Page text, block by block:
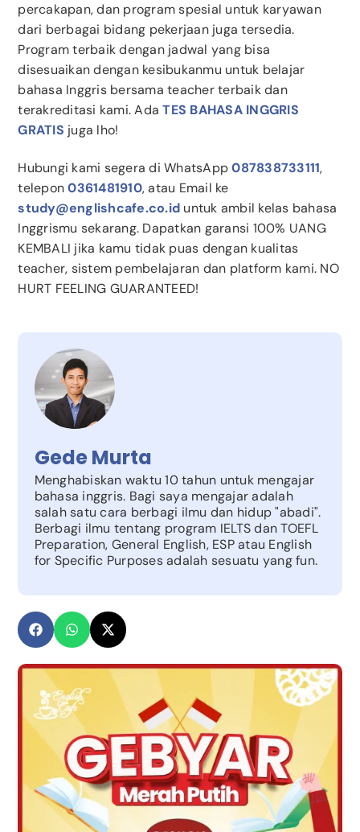
percakapan, dan program spesial untuk karyawan
dari berbagai bidang pekerjaan juga tersedia.
Program terbaik dengan jadwal yang bisa
disesuaikan dengan kesibukanmu untuk belajar
bahasa Inggris bersama teacher terbaik dan
terakreditasi kami. Ada TES BAHASA INGGRIS
GRATIS juga lho!
Hubungi kami segera di WhatsApp 087838733111,
telepon0361481910, atau Email ke
study@englishcafe.co.id untuk ambil kelas bahasa
Inggrismu sekarang. Dapatkan garansi 100% UANG
KEMBALI jika kamu tidak puas dengan kualitas
teacher, sistem pembelajaran dan platform kami. NO
HURT FEELING GUARANTEED!
Gede Murta
Menghabiskan waktu 10 tahun untuk mengajar
bahasa inggris. Bagi saya mengajar adalah
salah satu cara berbagi ilmu dan hidup "abadi".
Berbagi ilmu tentang program IELTS dan TOEFL
Preparation, General English, ESP atau English
for Specific Purposes adalah sesuatu yang fun.